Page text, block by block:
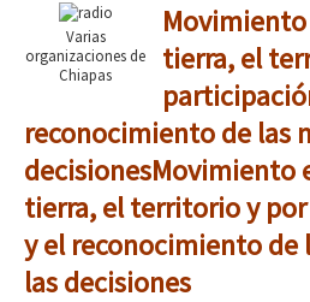
Varias
organizaciones de
Chiapas
tierra, el
reconocimiento de las
decisionesMovimiento
tierra, el territorio y
y el reconocimiento de
las decisiones